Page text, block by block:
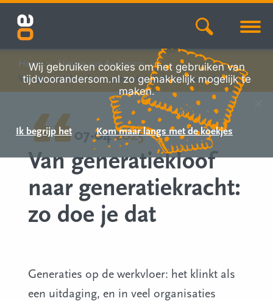
Home
Nieuws van Andersom
Van generatiekloof naar generatiekracht: zo doe je dat
07-042025
Van generatiekloof
naar generatiekracht:
zo doe je dat
Generaties op de werkvloer: het klinkt als
een uitdaging, en in veel organisaties
Wij gebruiken cookies om het gebruiken van
tijdvoorandersom.nl zo gemakkelijk mogelijk te
maken.
Ik begrijp het Kom maar langs met de koekjes